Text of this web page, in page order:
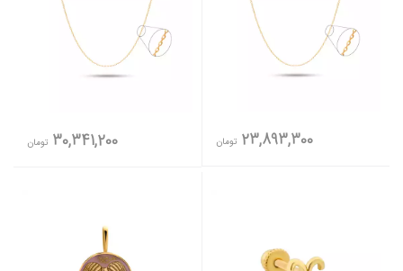
23,893,300 تومان 30,341,200 تومان